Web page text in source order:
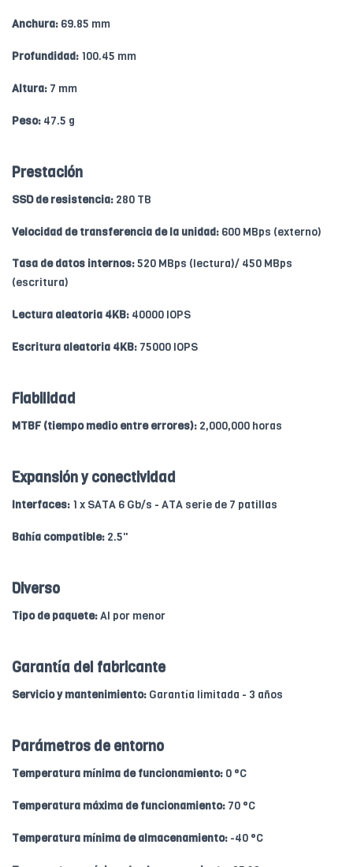
Anchura: 69.85 mm
Profundidad: 100.45 mm
Altura: 7 mm
Peso: 47.5 g
Prestación
SSD de resistencia: 280 TB
Velocidad de transferencia de la unidad: 600 MBps (externo)
Tasa de datos internos:520 MBps (lectura)/ 450 MBps
(escritura)
Lectura aleatoria 4KB: 40000 IOPS
Escritura aleatoria 4KB: 75000 IOPS
Fiabilidad
MTBF (tiempo medio entre errores): 2,000,000 horas
Expansión y conectividad
Interfaces: 1 x SATA 6 Gb/s - ATA serie de 7 patillas
Bahía compatible: 2.5"
Diverso
Tipo de paquete:Al por menor
Garantía del fabricante
Servicio y mantenimiento: Garantía limitada - 3 años
Parámetros de entorno
Temperatura mínima de funcionamiento: 0 °C
Temperatura máxima de funcionamiento: 70 °C
Temperatura mínima de almacenamiento: -40 °C